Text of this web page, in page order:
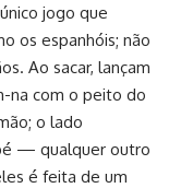
jogo que
os espanhóis; não
Ao sacar, lançam
na com o peito do
o lado
— qualquer outro
é feita de um